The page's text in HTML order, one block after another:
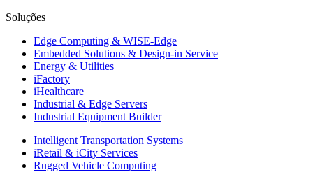
Soluções
Edge Computing & WISE-Edge
Embedded Solutions & Design-in Service
Energy & Utilities
iFactory
iHealthcare
Industrial & Edge Servers
Industrial Equipment Builder
Intelligent Transportation Systems
iRetail & iCity Services
Rugged Vehicle Computing